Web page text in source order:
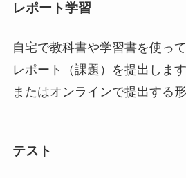
レポート学習
自宅で教科書や学習書を使っ
レポート（課題）を提出しま
またはオンラインで提出する形
テスト